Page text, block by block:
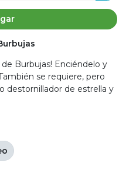
Burbujas! Enciéndelo y
se requiere, pero
destornillador de estrella y